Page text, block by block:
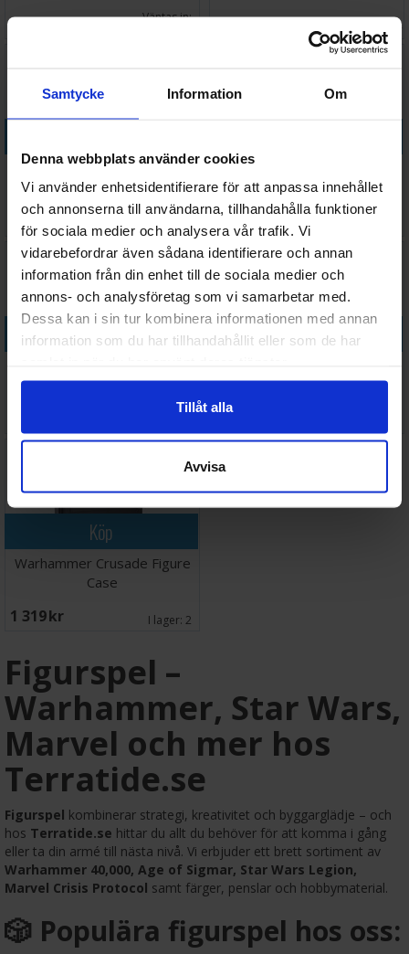
Samtycke Information Om
Denna webbplats använder cookies
Vi använder enhetsidentifierare för att anpassa innehållet
och annonserna till användarna, tillhandahålla funktioner
för sociala medier och analysera vår trafik. Vi
vidarebefordrar även sådana identifierare och annan
information från din enhet till de sociala medier och
annons- och analysföretag som vi samarbetar med.
Dessa kan i sin tur kombinera informationen med annan
information som du har tillhandahållit eller som de har
Tillåt alla
Avvisa
278 SEK Väntas in: 68 SEK I lager: 20+
Stackable Tournament Tray
630mm
339 SEK I lager:11
Stormvault Combat Case
858 SEK
Köp Köp
Case
858 SEK
Köp
Warhammer Crusade Figure
Case
1 319 SEK I lager: 2
Figurspel –
Warhammer, Star Wars,
Marvel och mer hos
Terratide.se
Figurspel kombinerar strategi, kreativitet och byggarglädje – och
hos Terratide.se hittar du allt du behöver för att komma i gång
eller ta din armé till nästa nivå. Vi erbjuder ett brett sortiment av
Warhammer 40,000, Age of Sigmar, Star Wars Legion,
Marvel Crisis Protocol samt färger, penslar och hobbymaterial.
🎲 Populära figurspel hos oss: